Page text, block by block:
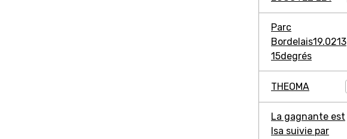
Parc
Bordelais19.0213
15degrés
THEOMA
La gagnante est
Isa suivie par